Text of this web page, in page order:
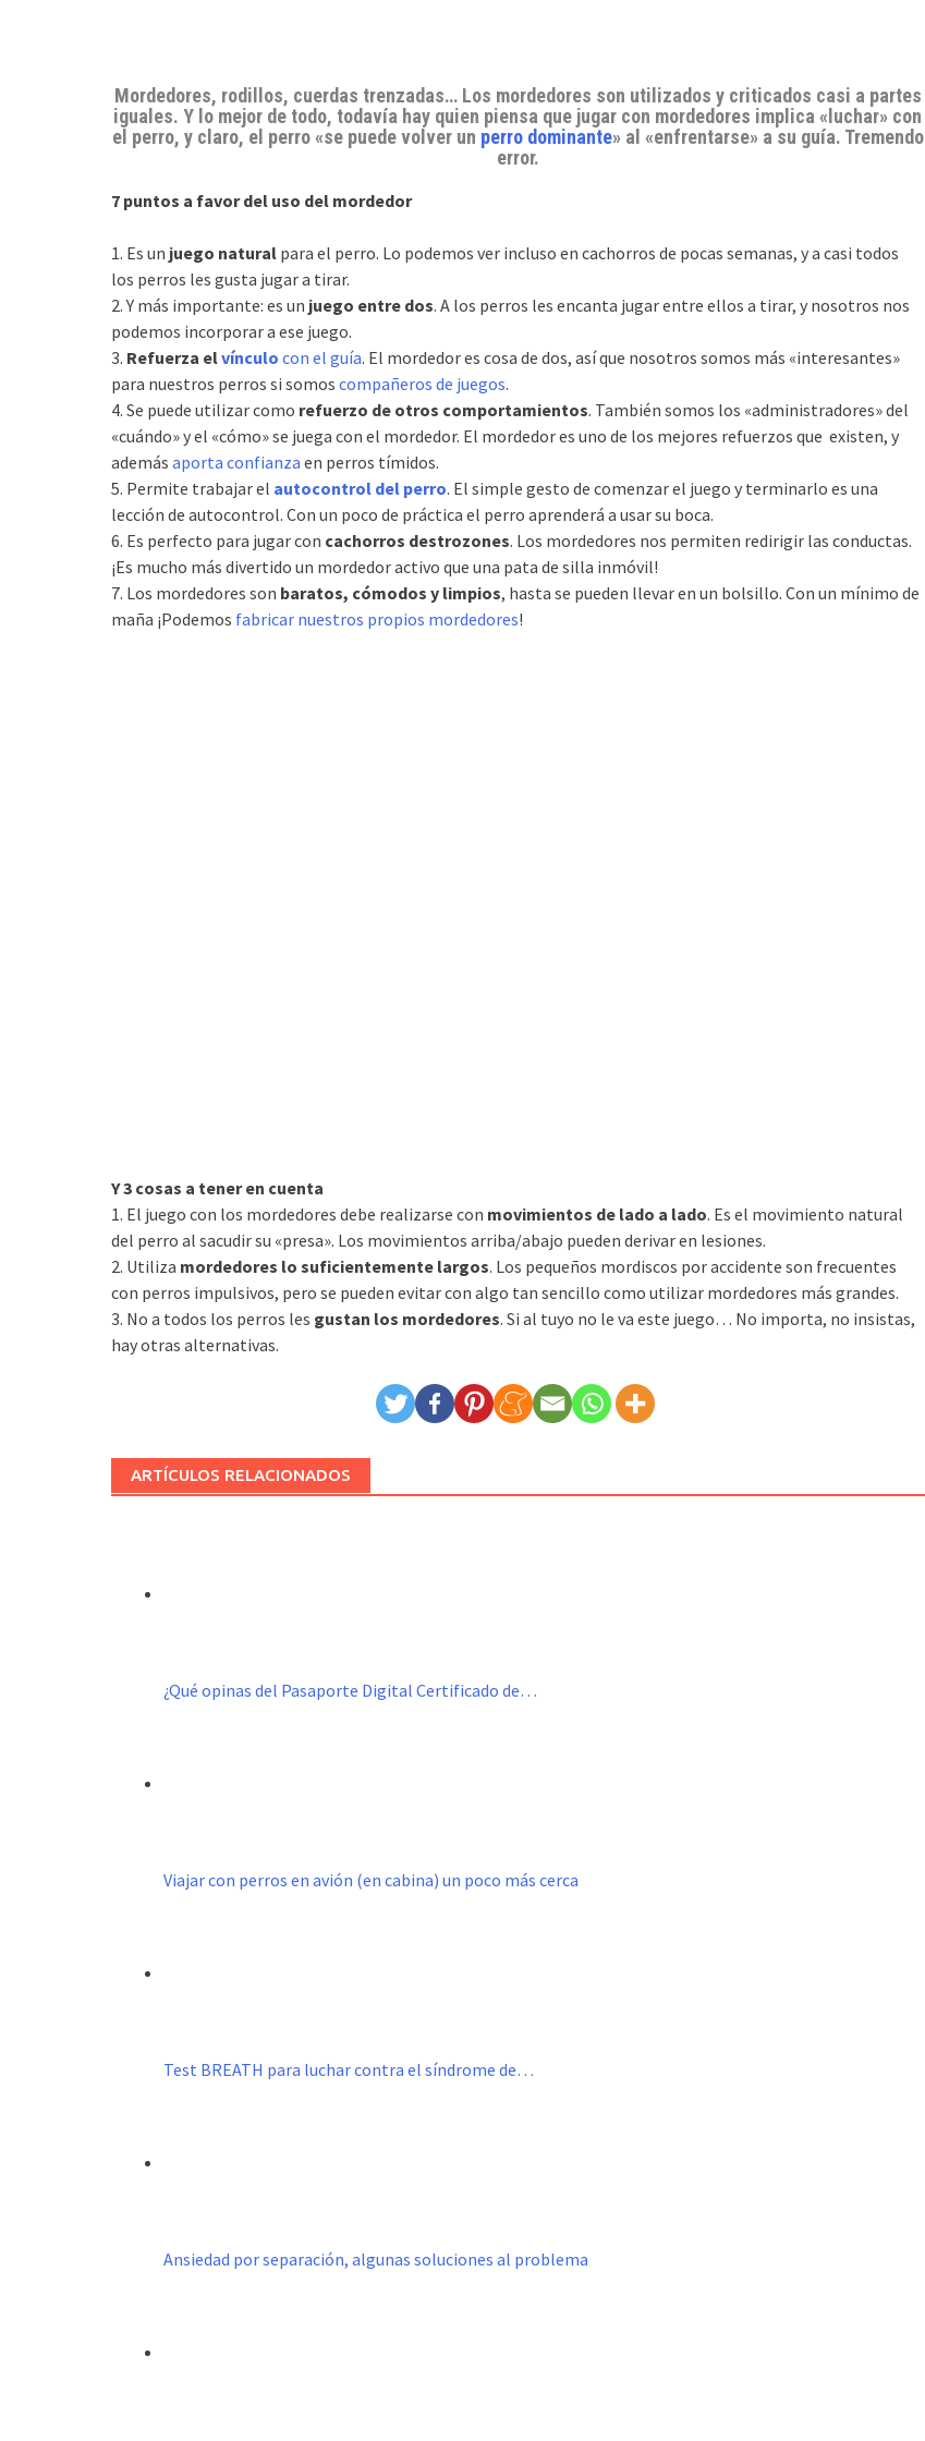
Mordedores, rodillos, cuerdas trenzadas… Los mordedores son utilizados y criticados casi a partes
iguales. Y lo mejor de todo, todavía hay quien piensa que jugar con mordedores implica «luchar» con
el perro, y claro, el perro «se puede volver un perro dominante» al «enfrentarse» a su guía. Tremendo
error.
7 puntos a favor del uso del mordedor
1. Es un juego natural para el perro. Lo podemos ver incluso en cachorros de pocas semanas, y a casi todos
los perros les gusta jugar a tirar.
2. Y más importante: es un juego entre dos. A los perros les encanta jugar entre ellos a tirar, y nosotros nos
podemos incorporar a ese juego.
3. Refuerza elvínculo con el guía. El mordedor es cosa de dos, así que nosotros somos más «interesantes»
para nuestros perros si somos compañeros de juegos.
4. Se puede utilizar como refuerzo de otros comportamientos. También somos los «administradores» del
«cuándo» y el «cómo» se juega con el mordedor. El mordedor es uno de los mejores refuerzos que existen, y
además aporta confianza en perros tímidos.
5. Permite trabajar el autocontrol del perro. El simple gesto de comenzar el juego y terminarlo es una
lección de autocontrol. Con un poco de práctica el perro aprenderá a usar su boca.
6. Es perfecto para jugar con cachorros destrozones. Los mordedores nos permiten redirigir las conductas.
¡Es mucho más divertido un mordedor activo que una pata de silla inmóvil!
7. Los mordedores son baratos, cómodos y limpios, hasta se pueden llevar en un bolsillo. Con un mínimo de
maña ¡Podemos fabricar nuestros propios mordedores!
Y 3 cosas a tener en cuenta
1. El juego con los mordedores debe realizarse con movimientos de lado a lado. Es el movimiento natural
del perro al sacudir su «presa». Los movimientos arriba/abajo pueden derivar en lesiones.
2. Utiliza mordedores lo suficientemente largos. Los pequeños mordiscos por accidente son frecuentes
con perros impulsivos, pero se pueden evitar con algo tan sencillo como utilizar mordedores más grandes.
3. No a todos los perros les gustan los mordedores. Si al tuyo no le va este juego… No importa, no insistas,
hay otras alternativas.
ARTÍCULOS RELACIONADOS
¿Qué opinas del Pasaporte Digital Certificado de…
Viajar con perros en avión (en cabina) un poco más cerca
Test BREATH para luchar contra el síndrome de…
Ansiedad por separación, algunas soluciones al problema